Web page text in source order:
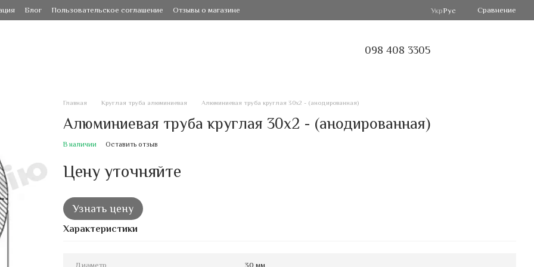
Блог Пользовательское соглашение Отзывы о магазине УкрРус Сравнение
098 408 3305
Главная Круглая труба алюминиевая Алюминиевая труба круглая 30х2 - (анодированная)
Алюминиевая труба круглая 30х2 - (анодированная)
В наличии Оставить отзыв
Цену уточняйте
Узнать цену
Характеристики
Диаметр 30 мм